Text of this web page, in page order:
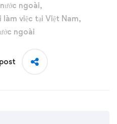
ngoài,
làm việc tại Việt Nam,
ngoài